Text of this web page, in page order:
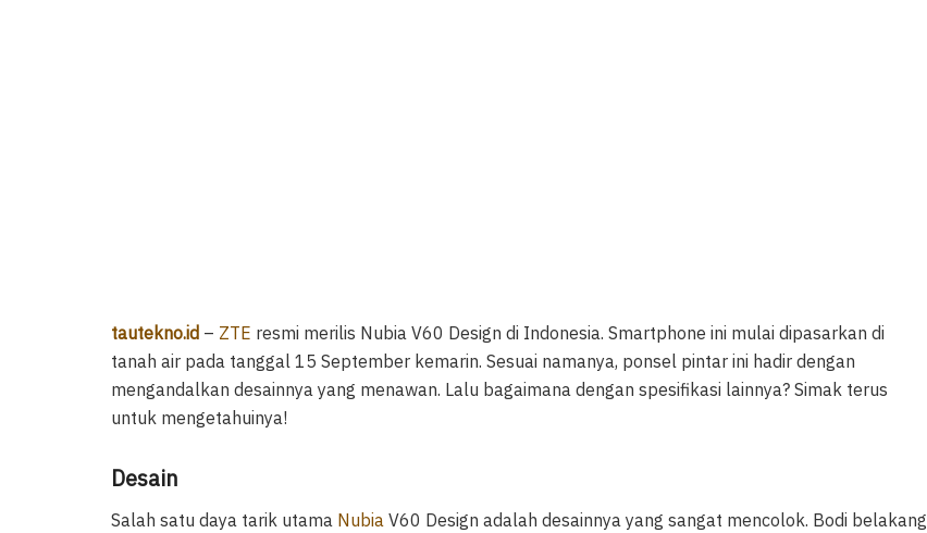
tautekno.id – ZTE resmi merilis Nubia V60 Design di Indonesia. Smartphone ini mulai dipasarkan di
tanah air pada tanggal 15 September kemarin. Sesuai namanya, ponsel pintar ini hadir dengan
mengandalkan desainnya yang menawan. Lalu bagaimana dengan spesifikasi lainnya? Simak terus
untuk mengetahuinya!
Desain
Salah satu daya tarik utama Nubia V60 Design adalah desainnya yang sangat mencolok. Bodi belakang